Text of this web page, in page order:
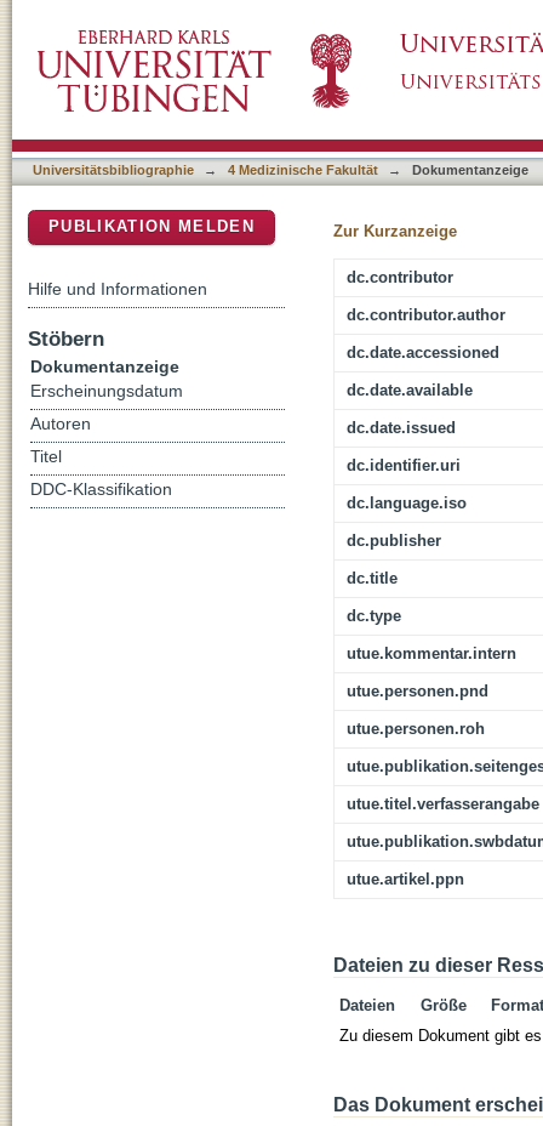
Universitätsbibliographie → 4 Medizinische Fakultät → Dokumentanzeige
Zur Kurzanzeige
dc.contributor
dc.contributor.author
dc.date.accessioned
dc.date.available
dc.date.issued
dc.identifier.uri
dc.language.iso
dc.publisher
dc.title
dc.type
utue.kommentar.intern
utue.personen.pnd
utue.personen.roh
utue.titel.verfasserangabe
utue.artikel.ppn
Dateien zu dieser
Dateien Größe
Format
Zu diesem Dokument gibt
Das Dokument
PUBLIKATION MELDEN
Hilfe und Informationen
Stöbern
Dokumentanzeige
Erscheinungsdatum
Autoren
Titel
DDC-Klassifikation